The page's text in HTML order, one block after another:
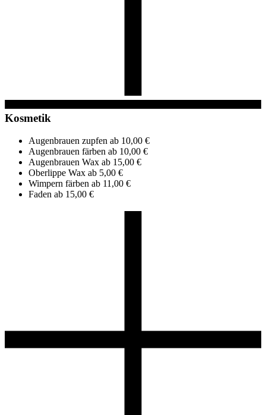
Kosmetik
Augenbrauen zupfen ab 10,00 €
Augenbrauen färben ab 10,00 €
Augenbrauen Wax ab 15,00 €
Oberlippe Wax ab 5,00 €
Wimpern färben ab 11,00 €
Faden ab 15,00 €